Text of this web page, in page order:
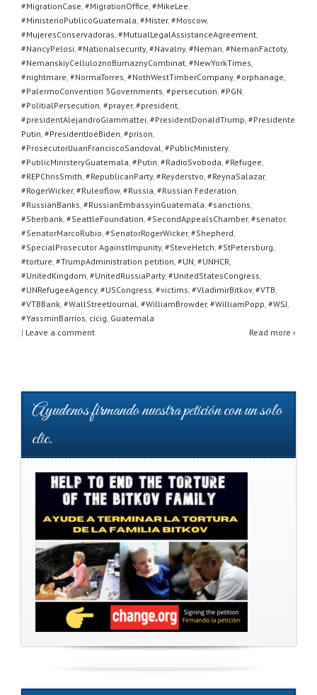
#MigrationCase, #MigrationOffice, #MikeLee,
#MinisterioPublicoGuatemala, #Mister, #Moscow,
#MujeresConservadoras, #MutualLegalAssistanceAgreement,
#NancyPelosi, #Nationalsecurity, #Navalny, #Neman, #NemanFactoty,
#NemanskiyCelluloznoBumaznyCombinat, #NewYorkTimes,
#nightmare, #NormaTorres, #NothWestTimberCompany, #orphanage,
#PalermoConvention 3Governments, #persecution, #PGN,
#PolitialPersecution, #prayer, #president,
#presidentAlejandroGiammattei, #PresidentDonaldTrump, #Presidente
Putin, #PresidentJoeBiden, #prison,
#ProsecutorlJuanFranciscoSandoval, #PublicMinistery,
#PublicMinisteryGuatemala, #Putin, #RadioSvoboda, #Refugee,
#REPChrisSmith, #RepublicanParty, #Reyderstvo, #ReynaSalazar,
#RogerWicker, #Ruleoflow, #Russia, #Russian Federation,
#RussianBanks, #RussianEmbassyinGuatemala, #sanctions,
#Sberbank, #SeattleFoundation, #SecondAppealsChamber, #senator,
#SenatorMarcoRubio, #SenatorRogerWicker, #Shepherd,
#SpecialProsecutor AgainstImpunity, #SteveHetch, #StPetersburg,
#torture, #TrumpAdministration petition, #UN, #UNHCR,
#UnitedKingdom, #UnitedRussiaParty, #UnitedStatesCongress,
#UNRefugeeAgency, #USCongress, #victims, #VladimirBitkov, #VTB,
#VTBBank, #WallStreetJournal, #WilliamBrowder, #WilliamPopp, #WSJ,
#YassminBarrios, cicig, Guatemala
| Leave a comment Read more ›
Ayudenos firmando nuestra petición con un solo
clic.